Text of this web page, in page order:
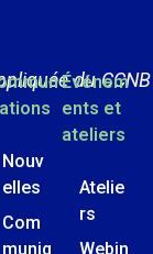
du CCNB
Nouv
elles
Com
muniq
Événem
ents et
ateliers
Atelie
rs
Webin